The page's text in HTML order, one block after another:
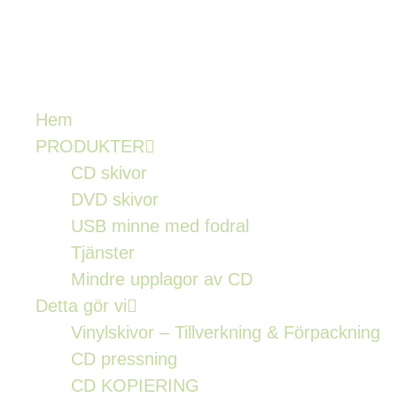
Hem
PRODUKTER
CD skivor
DVD skivor
USB minne med fodral
Tjänster
Mindre upplagor av CD
Detta gör vi
Vinylskivor – Tillverkning & Förpackning
CD pressning
CD KOPIERING